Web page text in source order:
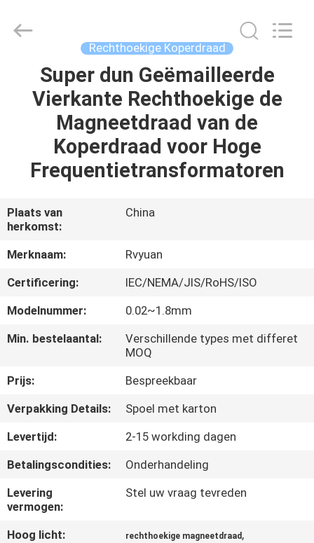
HUIS
PRODUCTEN
VIDEOS
ONGEVEER
ONS
FABRIEKSREIS
KWALITEITSCONTROLE
ONS
NIEUWS
OM EEN
CITAAT
Material
Co,.Ltd.
Rechthoekige Koperdraad
Super dun Geëmailleerde
Vierkante Rechthoekige de
Magneetdraad van de
Koperdraad voor Hoge
Frequentietransformatoren
Plaats van
herkomst:
China
Merknaam:
Rvyuan
Certificering:
IEC/NEMA/JIS/RoHS/ISO
Modelnummer:
0.02~1.8mm
Min. bestelaantal:
Verschillende types met differet
MOQ
Prijs:
Bespreekbaar
Verpakking Details:
Spoel met karton
Levertijd:
2-15 workding dagen
Betalingscondities:
Onderhandeling
Levering
vermogen:
Stel uw vraag tevreden
Hoog licht: rechthoekige magneetdraad ,